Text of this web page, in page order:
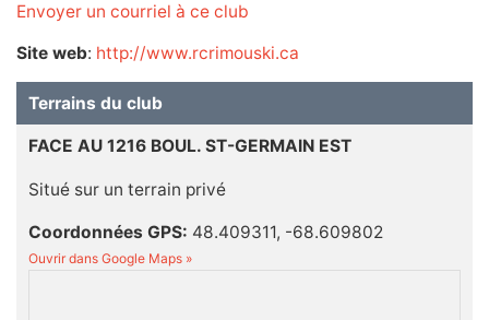
Envoyer un courriel à ce club
Site web: http://www.rcrimouski.ca
Terrains du club
FACE AU 1216 BOUL. ST-GERMAIN EST
Situé sur un terrain privé
Coordonnées GPS: 48.409311, -68.609802
Ouvrir dans Google Maps »